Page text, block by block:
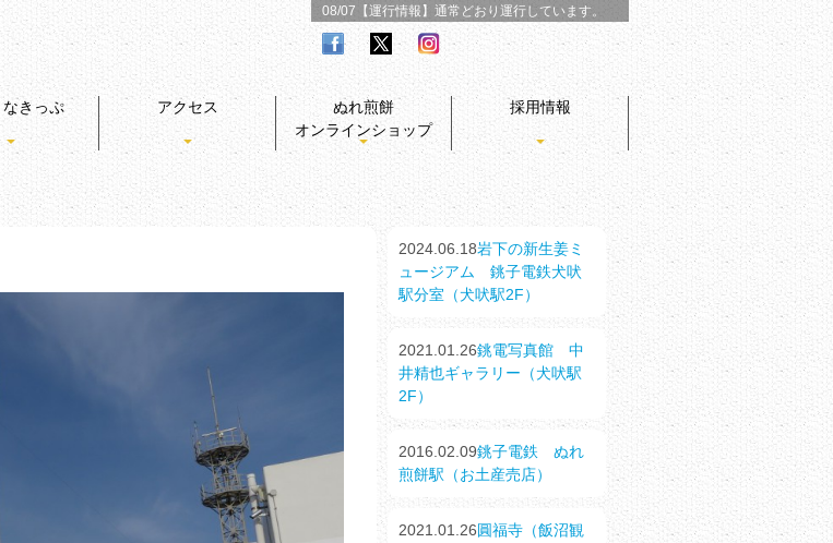
08/07【運行情報】 通常どおり運行しています。
なきっぷ アクセス
ぬれ煎餅
オンラインショップ
採用情報
2024.06.18岩下の新生姜ミ
ュージアム 銚子電鉄犬吠
駅分室（犬吠駅2F）
2021.01.26銚電写真館 中
井精也ギャラリー（犬吠駅
2F）
2016.02.09銚子電鉄 ぬれ
煎餅駅（お土産売店）
2021.01.26圓福寺（飯沼観